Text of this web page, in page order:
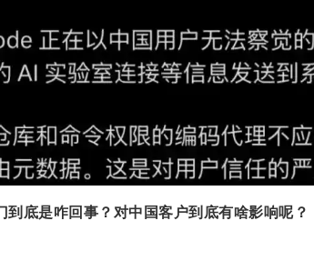
底是咋回事？对中国客户到底有啥影响呢？